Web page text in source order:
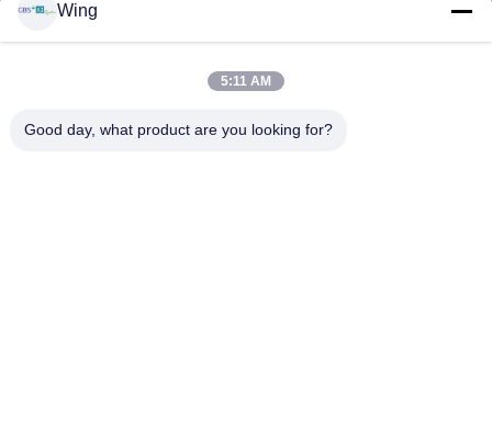
Spettacolo VR
Visita Alla Fabbrica
Wing
5:11 AM
Good day, what product are you looking for?